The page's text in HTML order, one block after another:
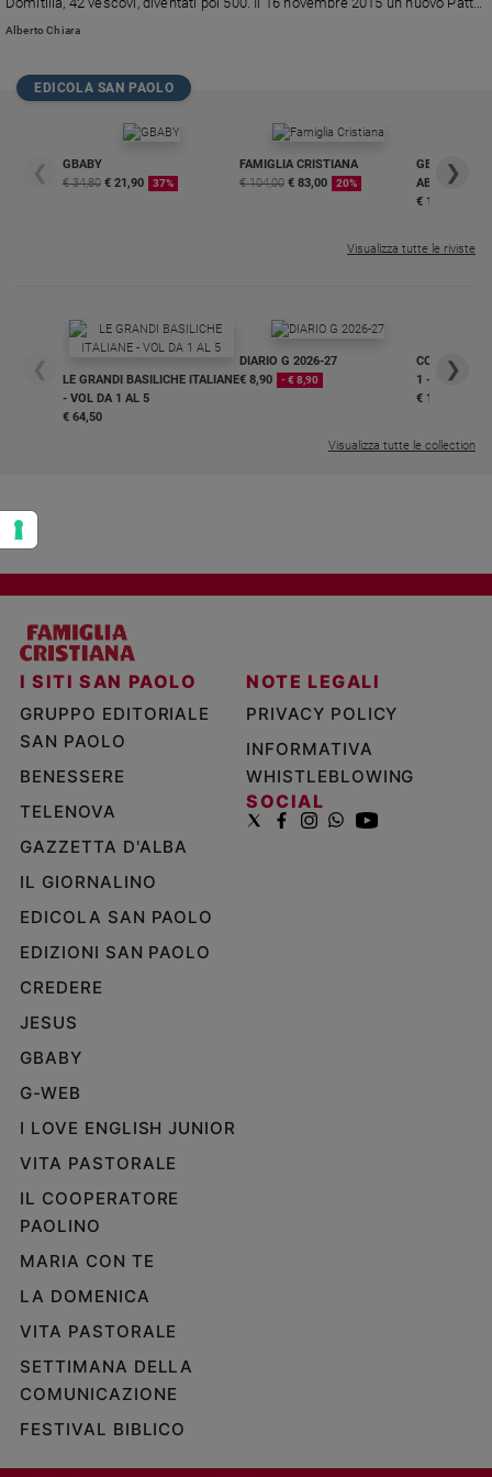
Policy
Chi
Contatti
Redazione
per rifuggire potere, denaro e sfarzo: lo hanno firmato preti di strada e non, a
Alberto Chiara
EDICOLA SAN PAOLO
❮
GBABY
€ 34,80 € 21,90 37%
FAMIGLIA CRISTIANA
€ 104,00 € 83,00 20%
GBABY
€ 16,99
❯
Visualizza tutte le riviste
❮
LE GRANDI BASILICHE ITALIANE
- VOL DA 1 AL 5
€ 64,50
DIARIO G 2026-27
€ 8,90
- € 8,90
COLLANA
1 - 2
€ 18,50
❯
Visualizza tutte le collection
I SITI SAN PAOLO
GRUPPO EDITORIALE
SAN PAOLO
BENESSERE
TELENOVA
GAZZETTA D'ALBA
IL GIORNALINO
EDICOLA SAN PAOLO
EDIZIONI SAN PAOLO
CREDERE
JESUS
GBABY
G-WEB
I LOVE ENGLISH JUNIOR
VITA PASTORALE
IL COOPERATORE
PAOLINO
MARIA CON TE
LA DOMENICA
VITA PASTORALE
SETTIMANA DELLA
COMUNICAZIONE
FESTIVAL BIBLICO
NOTE LEGALI
PRIVACY POLICY
INFORMATIVA
WHISTLEBLOWING
SOCIAL